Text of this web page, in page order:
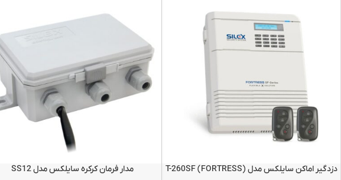
دزدگیر اماکن سایلکس مدل (T-260SF (FORTRESS مدار فرمان کرکره سایلکس مدل SS12